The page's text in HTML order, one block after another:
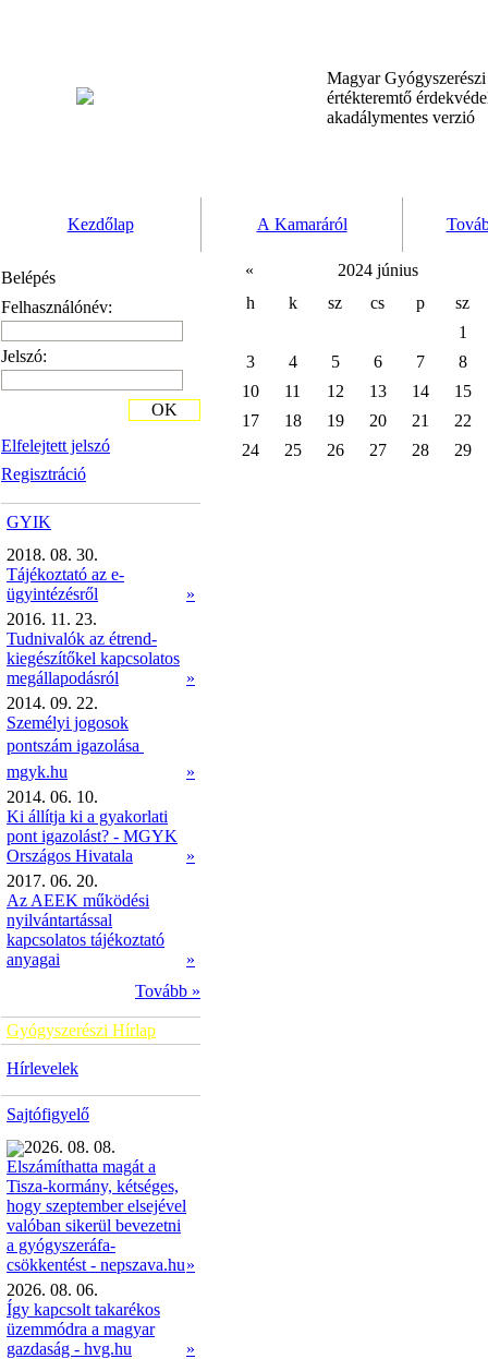
Magyar
értékteremtő
akadálymentes verzió
Kezdőlap A Kamaráról
Belépés
Felhasználónév:
Jelszó:
Elfelejtett jelszó
Regisztráció
OK
GYIK
2018. 08. 30.
Tájékoztató az e-
ügyintézésről
»
2016. 11. 23.
Tudnivalók az étrend-
kiegészítőkel kapcsolatos
megállapodásról
»
2014. 09. 22.
Személyi jogosok
pontszám igazolása 
mgyk.hu
»
2014. 06. 10.
Ki állítja ki a gyakorlati
pont igazolást? - MGYK
Országos Hivatala
»
2017. 06. 20.
Az AEEK működési
nyilvántartással
kapcsolatos tájékoztató
anyagai
»
Tovább »
Gyógyszerészi Hírlap
Hírlevelek
Sajtófigyelő
2026. 08. 08.
Elszámíthatta magát a
Tisza-kormány, kétséges,
hogy szeptember elsejével
valóban sikerül bevezetni
a gyógyszeráfa-
csökkentést - nepszava.hu»
2026. 08. 06.
Így kapcsolt takarékos
üzemmódra a magyar
gazdaság - hvg.hu
»
«
2024 június
h
k sz cs p
sz
1
3
4 5 6 7
8
10
11 12 13 14
15
17
18 19 20 21
22
24
25 26 27 28 29